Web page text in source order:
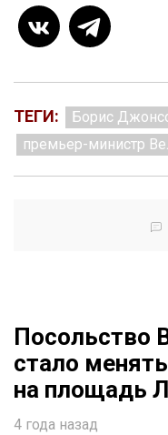
ТЕГИ: Борис
премьер-министр
Посольство
стало
на площадь
4 года назад